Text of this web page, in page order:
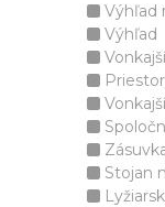
Výhľad
Výhľad
Stojan